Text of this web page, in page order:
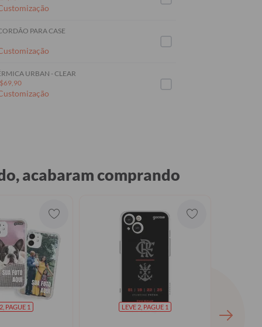
PARA CASE
URBAN - CLEAR
acabaram comprando
PAGUE 1 LEVE 2, PAGUE 1